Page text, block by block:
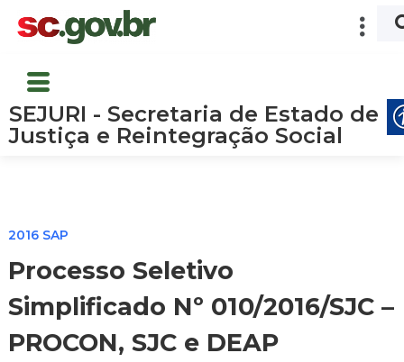
SEJURI - Secretaria de Estado de
Justiça e Reintegração Social
2016 SAP
Processo Seletivo
Simplificado Nº 010/2016/SJC –
PROCON, SJC e DEAP